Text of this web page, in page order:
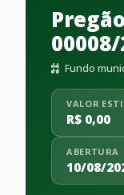
Fundo
VALOR
R$ 0,00
ABERTURA
10/08/